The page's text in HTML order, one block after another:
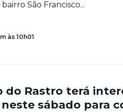
São Francisco...
às 10h01
do Rastro terá
sábado para